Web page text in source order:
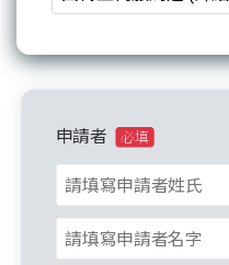
申請者 必填